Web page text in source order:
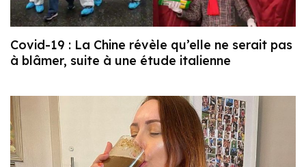
Covid-19 : La Chine révèle qu’elle ne serait pas
à blâmer, suite à une étude italienne